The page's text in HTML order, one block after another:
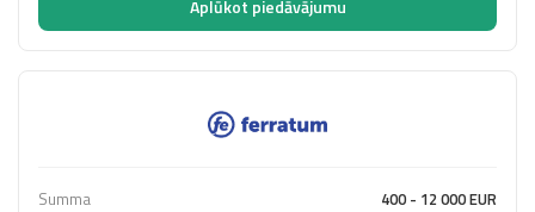
Aplūkot piedāvājumu
Summa
400 - 12 000 EUR